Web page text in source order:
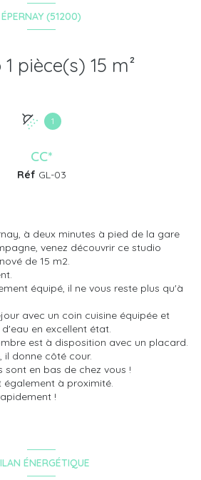
ÉPERNAY (51200)
Studio 1 pièce(s) 15 m²
1
CC*
Réf GL-03
à deux minutes à pied de la gare
venez découvrir ce studio
de 15 m2.
équipé, il ne vous reste plus qu'à
avec un coin cuisine équipée et
en excellent état.
est à disposition avec un placard.
il donne côté cour.
sont en bas de chez vous !
également à proximité.
!
ÉNERGÉTIQUE